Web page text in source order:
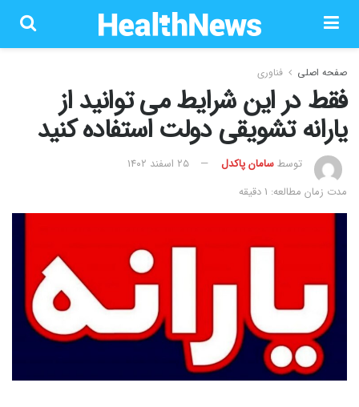
صفحه اصلی فناوری
فقط در این شرایط می توانید از
یارانه تشویقی دولت استفاده کنید
توسطسامان پاکدل
۲۵ اسفند ۱۴۰۲
مدت زمان مطالعه: 1 دقیقه